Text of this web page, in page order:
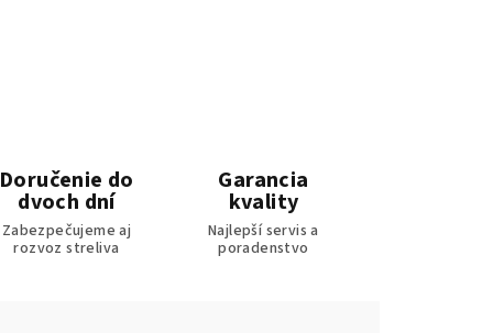
Doručenie do
dvoch dní
Zabezpečujeme aj
rozvoz streliva
Garancia
kvality
Najlepší servis a
poradenstvo